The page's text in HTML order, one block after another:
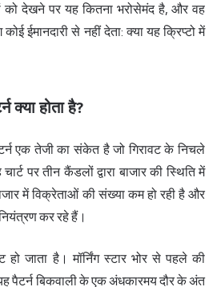
देखने पर यह कितना भरोसेमंद है, और वह
ईमानदारी से नहीं देता: क्या यह क्रिप्टो में
क्या होता है?
एक तेजी का संकेत है जो गिरावट के निचले
पर तीन कैंडलों द्वारा बाजार की स्थिति में
में विक्रेताओं की संख्या कम हो रही है और
नियंत्रण कर रहे हैं।
हो जाता है। मॉर्निंग स्टार भोर से पहले की
पैटर्न बिकवाली के एक अंधकारमय दौर के अंत